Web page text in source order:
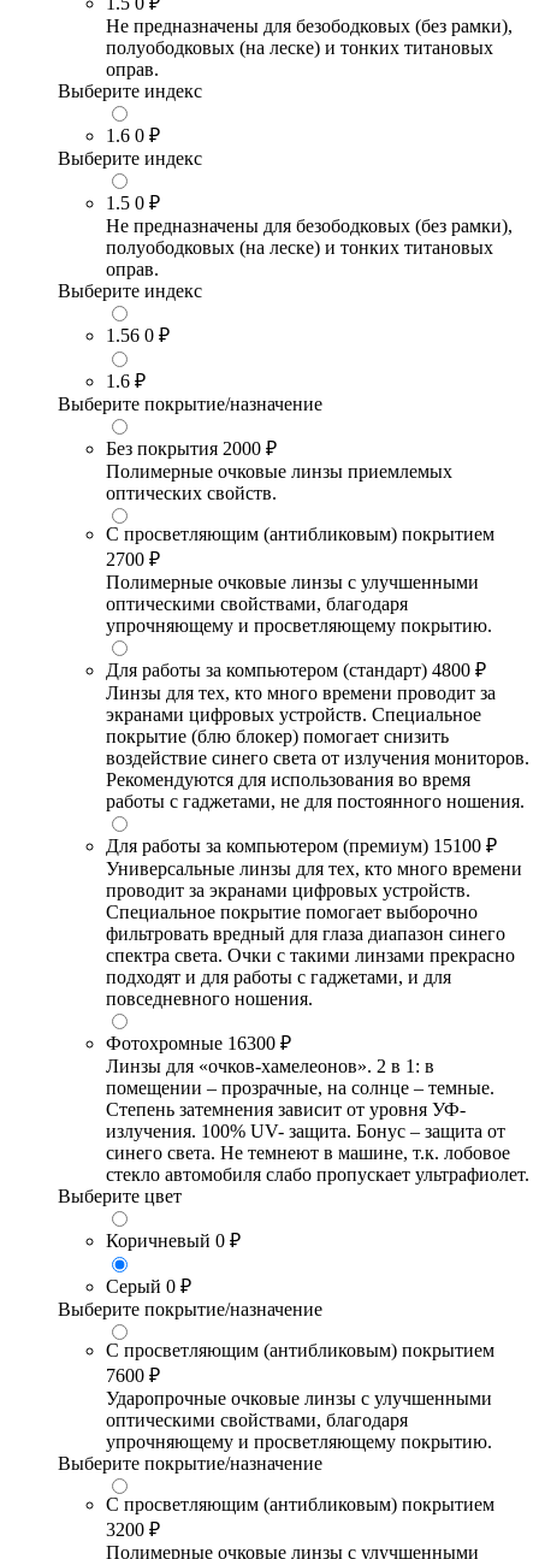
Не предназначены для безободковых (без рамки),
полуободковых (на леске) и тонких титановых
оправ.
Выберите индекс
1.6 0 ₽
Выберите индекс
1.5 0 ₽
Не предназначены для безободковых (без рамки),
полуободковых (на леске) и тонких титановых
оправ.
Выберите индекс
1.56 0 ₽
1.6 ₽
Выберите покрытие/назначение
Без покрытия 2000 ₽
Полимерные очковые линзы приемлемых
оптических свойств.
С просветляющим (антибликовым) покрытием
2700 ₽
Полимерные очковые линзы с улучшенными
оптическими свойствами, благодаря
упрочняющему и просветляющему покрытию.
Для работы за компьютером (стандарт) 4800 ₽
Линзы для тех, кто много времени проводит за
экранами цифровых устройств. Специальное
покрытие (блю блокер) помогает снизить
воздействие синего света от излучения мониторов.
Рекомендуются для использования во время
работы с гаджетами, не для постоянного ношения.
Для работы за компьютером (премиум) 15100 ₽
Универсальные линзы для тех, кто много времени
проводит за экранами цифровых устройств.
Специальное покрытие помогает выборочно
фильтровать вредный для глаза диапазон синего
спектра света. Очки с такими линзами прекрасно
подходят и для работы с гаджетами, и для
повседневного ношения.
Фотохромные 16300 ₽
Линзы для «очков-хамелеонов». 2 в 1: в
помещении – прозрачные, на солнце – темные.
Степень затемнения зависит от уровня УФ-
излучения. 100% UV- защита. Бонус – защита от
синего света. Не темнеют в машине, т.к. лобовое
стекло автомобиля слабо пропускает ультрафиолет.
Выберите цвет
Коричневый 0 ₽
Серый 0 ₽
Выберите покрытие/назначение
С просветляющим (антибликовым) покрытием
7600 ₽
Ударопрочные очковые линзы с улучшенными
оптическими свойствами, благодаря
упрочняющему и просветляющему покрытию.
Выберите покрытие/назначение
С просветляющим (антибликовым) покрытием
3200 ₽
Полимерные очковые линзы с улучшенными